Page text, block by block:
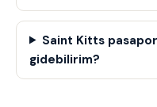
Saint Kitts
gidebilirim?